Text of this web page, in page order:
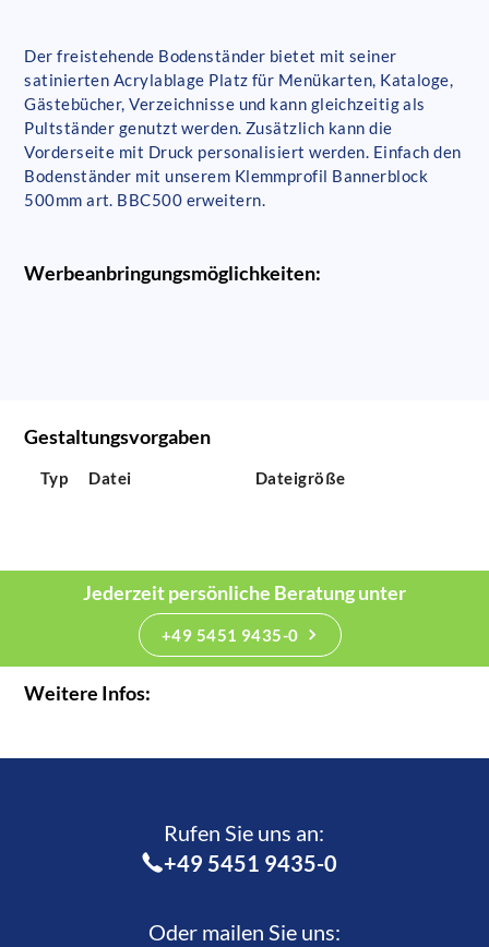
Der freistehende Bodenständer bietet mit seiner
satinierten Acrylablage Platz für Menükarten, Kataloge,
Gästebücher, Verzeichnisse und kann gleichzeitig als
Pultständer genutzt werden. Zusätzlich kann die
Vorderseite mit Druck personalisiert werden. Einfach den
Bodenständer mit unserem Klemmprofil Bannerblock
500mm art. BBC500 erweitern.
Werbeanbringungsmöglichkeiten:
Gestaltungsvorgaben
Typ Datei Dateigröße
Jederzeit persönliche Beratung unter
+49 5451 9435-0
Weitere Infos:
Rufen Sie uns an:­
+49 5451 9435-0
Oder mailen Sie uns: